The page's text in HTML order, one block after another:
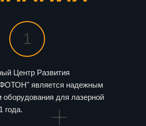
1
Центр Развития
является надежным
оборудования для лазерной
года.